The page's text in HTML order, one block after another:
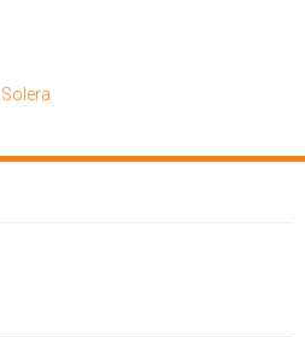
Solera